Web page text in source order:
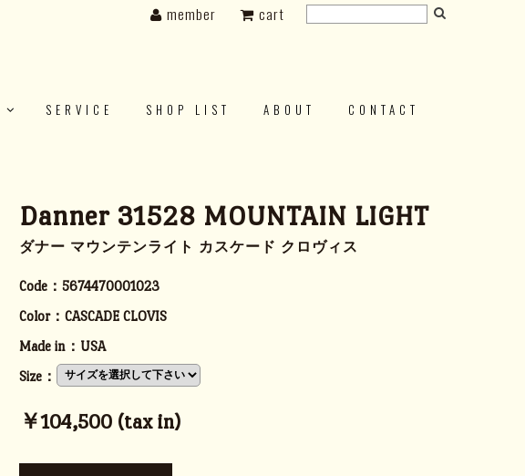
SERVICE SHOP LIST ABOUT CONTACT
member cart
Danner 31528 MOUNTAIN LIGHT
ダナー マウンテンライト カスケード クロヴィス
Code： 5674470001023
Color： CASCADE CLOVIS
Made in： USA
Size：
￥104,500 (tax in)